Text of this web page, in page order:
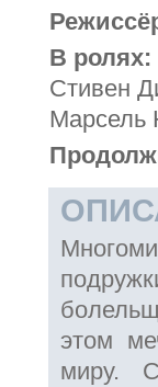
В ролях:
Стивен
Марсель
этом
миру.